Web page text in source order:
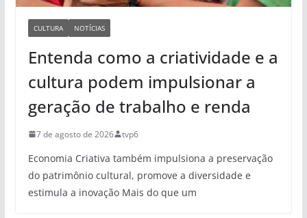
CULTURA NOTÍCIAS
Entenda como a criatividade e a
cultura podem impulsionar a
geração de trabalho e renda
7 de agosto de 2026 tvp6
Economia Criativa também impulsiona a preservação
do patrimônio cultural, promove a diversidade e
estimula a inovação Mais do que um